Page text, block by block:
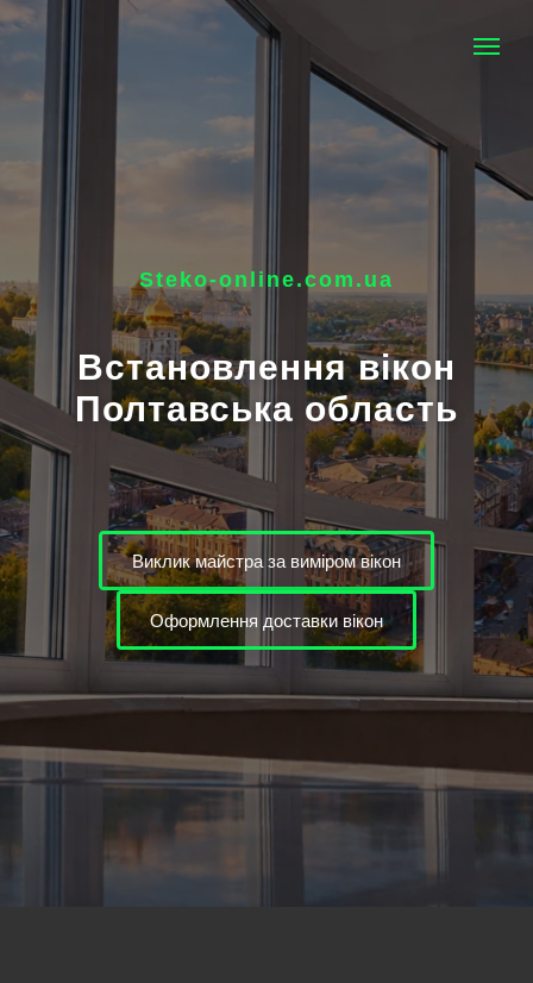
Steko-online.com.ua
Встановлення вікон
Полтавська область
Виклик майстра за виміром вікон
Оформлення доставки вікон